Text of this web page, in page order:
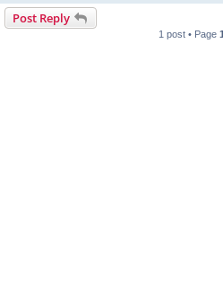
Post Reply
1 post • Page 1